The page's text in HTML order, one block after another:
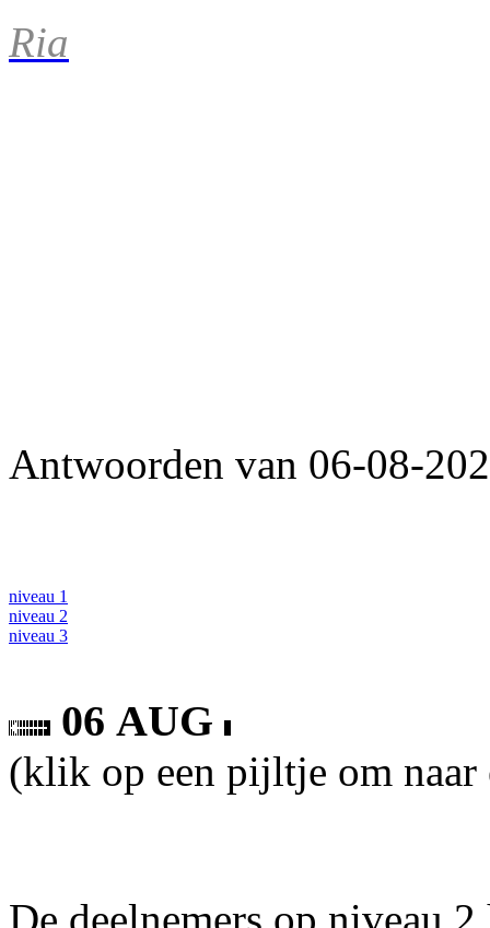
Ria
Antwoorden van 06-08-
niveau 1
niveau 2
niveau 3
06 AUG
(klik op een pijltje om naar